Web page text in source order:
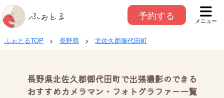
予約する メニュー
ふぉとるTOP > 長野県 > 北佐久郡御代田町
長野県北佐久郡御代田町で出張撮影のできる
おすすめカメラマン・フォトグラファー一覧